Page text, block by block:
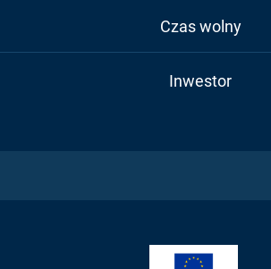
Czas wolny
Inwestor